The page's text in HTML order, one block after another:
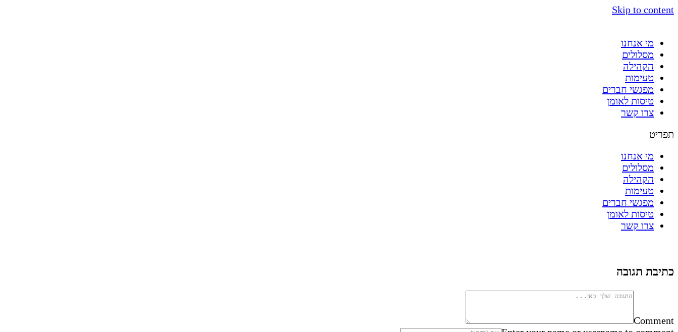
Skip to content
מי אנחנו
מסלולים
הקהילה
טעימות
מפגשי חברים
טיסות לאומן
צרו קשר
תפריט
מי אנחנו
מסלולים
הקהילה
טעימות
מפגשי חברים
טיסות לאומן
צרו קשר
כתיבת תגובה
Comment